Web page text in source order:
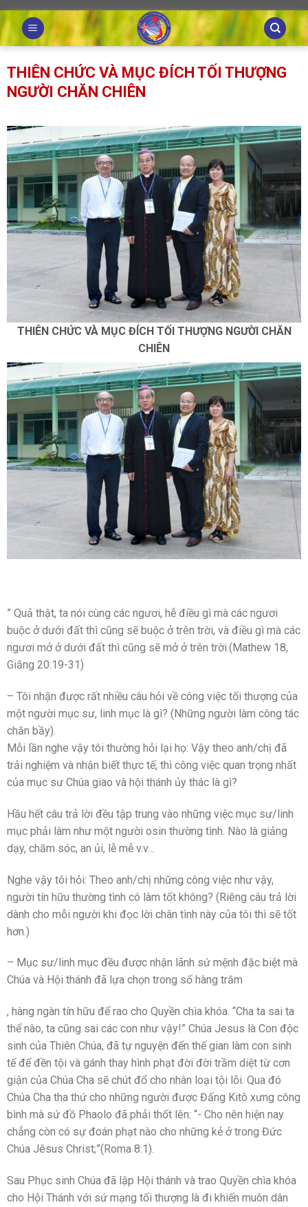
Skip
to
content
THIÊN CHỨC VÀ MỤC ĐÍCH TỐI THƯỢNG
NGƯỜI CHĂN CHIÊN
THIÊN CHỨC VÀ MỤC ĐÍCH TỐI THƯỢNG NGƯỜI CHĂN
CHIÊN
” Quả thật, ta nói cùng các ngươi, hễ điều gì mà các ngươi
buộc ở dưới đất thì cũng sẽ buộc ở trên trời, và điều gì mà các
ngươi mở ở dưới đất thì cũng sẽ mở ở trên trời.(Mathew 18,
Giăng 20:19-31)
– Tôi nhận được rất nhiều câu hỏi về công việc tối thượng của
một người mục sư, linh mục là gì? (Những người làm công tác
chăn bầy).
Mỗi lần nghe vậy tôi thường hỏi lại họ: Vậy theo anh/chị đã
trải nghiệm và nhận biết thực tế, thì công việc quan trọng nhất
của mục sư Chúa giao và hội thánh ủy thác là gì?
Hầu hết câu trả lời đều tập trung vào những việc mục sư/linh
mục phải làm như một người osin thường tình. Nào là giảng
dạy, chăm sóc, an ủi, lễ mễ v.v…
Nghe vậy tôi hỏi: Theo anh/chị những công việc như vậy,
người tín hữu thường tình có làm tốt không? (Riêng câu trả lời
dành cho mỗi người khi đọc lời chân tình này của tôi thì sẽ tốt
hơn.)
– Mục sư/linh mục đều được nhận lãnh sứ mệnh đặc biệt mà
Chúa và Hội thánh đã lựa chọn trong số hàng trăm
buyantibiotics24.net
, hàng ngàn tín hữu để rao cho Quyền chìa khóa. “Cha ta sai ta
thể nào, ta cũng sai các con như vậy!” Chúa Jesus là Con độc
sinh của Thiên Chúa, đã tự nguyện đến thế gian làm con sinh
tế để đền tội và gánh thay hình phạt đời đời trầm diệt từ cơn
giận của Chúa Cha sẽ chút đổ cho nhân loại tội lỗi. Qua đó
Chúa Cha tha thứ cho những người được Đấng Kitô xưng công
bình mà sứ đồ Phaolo đã phải thốt lên: “- Cho nên hiện nay
chẳng còn có sự đoán phạt nào cho những kẻ ở trong Đức
Chúa Jêsus Christ;”(Roma 8:1).
Sau Phục sinh Chúa đã lập Hội thánh và trao Quyền chìa khóa
cho Hội Thánh với sứ mạng tối thượng là đi khiến muôn dân